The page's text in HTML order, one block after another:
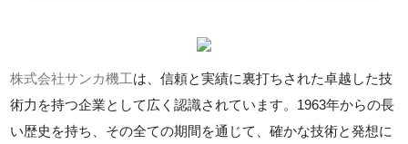
株式会社サンカ機工は、信頼と実績に裏打ちされた卓越した技
術力を持つ企業として広く認識されています。1963年からの長
い歴史を持ち、その全ての期間を通じて、確かな技術と発想に